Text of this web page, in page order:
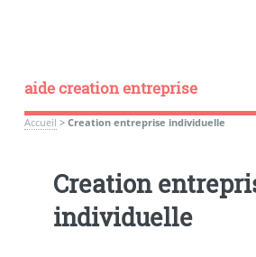
aide creation entreprise
Accueil > Creation entreprise individuelle
Creation
individuelle